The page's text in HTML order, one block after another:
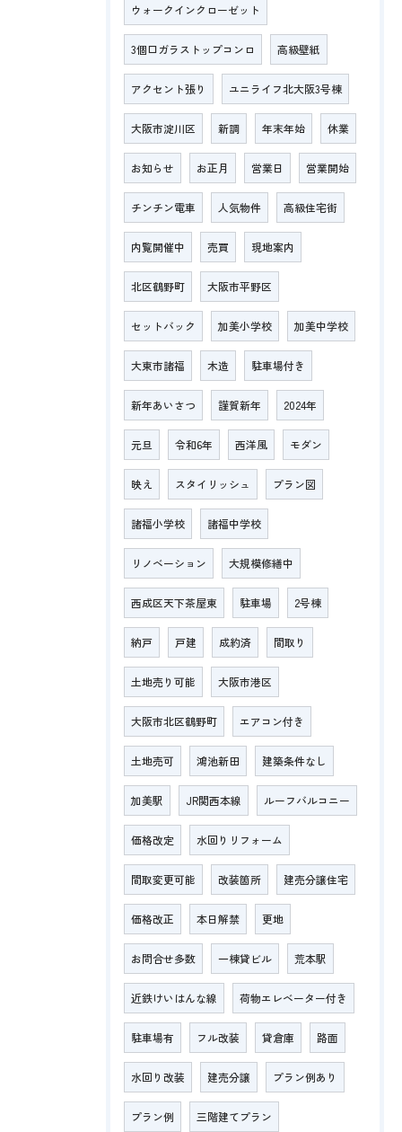
ウォークインクローゼット
3個口ガラストップコンロ 高級壁紙
アクセント張り ユニライフ北大阪3号棟
大阪市淀川区 新調 年末年始 休業
お知らせ お正月 営業日 営業開始
チンチン電車 人気物件 高級住宅街
内覧開催中 売買 現地案内
北区鶴野町 大阪市平野区
セットバック 加美小学校 加美中学校
大東市諸福 木造 駐車場付き
新年あいさつ 謹賀新年 2024年
元旦 令和6年 西洋風 モダン
映え スタイリッシュ プラン図
諸福小学校 諸福中学校
リノベーション 大規模修繕中
西成区天下茶屋東 駐車場 2号棟
納戸 戸建 成約済 間取り
土地売り可能 大阪市港区
大阪市北区鶴野町 エアコン付き
土地売可 鴻池新田 建築条件なし
加美駅 JR関西本線 ルーフバルコニー
価格改定 水回りリフォーム
間取変更可能 改装箇所 建売分譲住宅
価格改正 本日解禁 更地
お問合せ多数 一棟貸ビル 荒本駅
近鉄けいはんな線 荷物エレベーター付き
駐車場有 フル改装 貸倉庫 路面
水回り改装 建売分譲 プラン例あり
プラン例 三階建てプラン